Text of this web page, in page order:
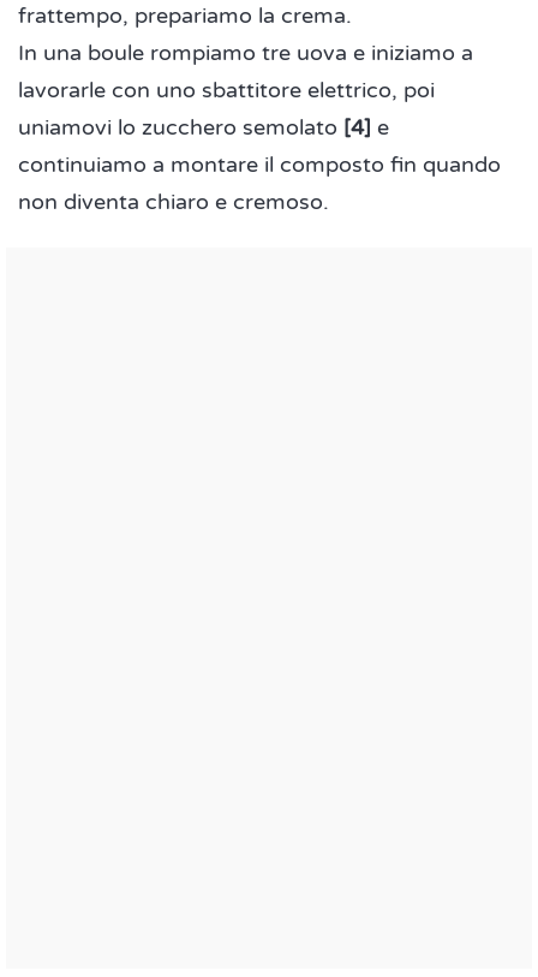
frattempo, prepariamo la crema.
In una boule rompiamo tre uova e iniziamo a
lavorarle con uno sbattitore elettrico, poi
uniamovi lo zucchero semolato [4] e
continuiamo a montare il composto fin quando
non diventa chiaro e cremoso.